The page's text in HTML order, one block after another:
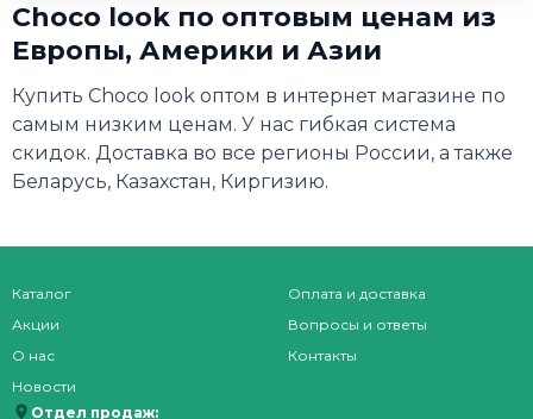
Choco look по оптовым ценам из
Европы, Америки и Азии
Купить Choco look оптом в интернет магазине по
самым низким ценам. У нас гибкая система
скидок. Доставка во все регионы России, а также
Беларусь, Казахстан, Киргизию.
Каталог
Акции
О нас
Новости
Оплата и доставка
Вопросы и ответы
Контакты
Отдел продаж: